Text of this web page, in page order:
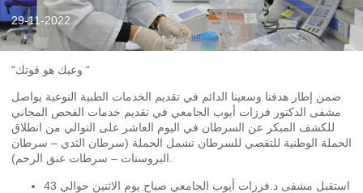
29-11-2022
“وعيك هو قوتك “
ضمن إطار هدفنا وسعينا الدائم في تقديم الخدمات الطبية النوعية يواصل
مشفى الدكتور فرزات أيوب الجامعي في تقديم خدمات الفحص المجاني
للكشف المبكر عن السرطان في اليوم العاشر على التوالي من انطلاق
الحملة الوطنية للتقصي للسرطان تشمل الحملة (سرطان الثدي – سرطان
البروستات – سرطات عنق الرحم).
استقبل مشفى د.فرزات أيوب الجامعي صباح يوم الاثنين حوالي 43